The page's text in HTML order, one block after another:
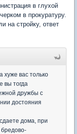
в глухой
в прокуратуру.
на стройку, ответ
хуже вас только
вы тогда
дружбы с
достояния
дома, при
бредово-